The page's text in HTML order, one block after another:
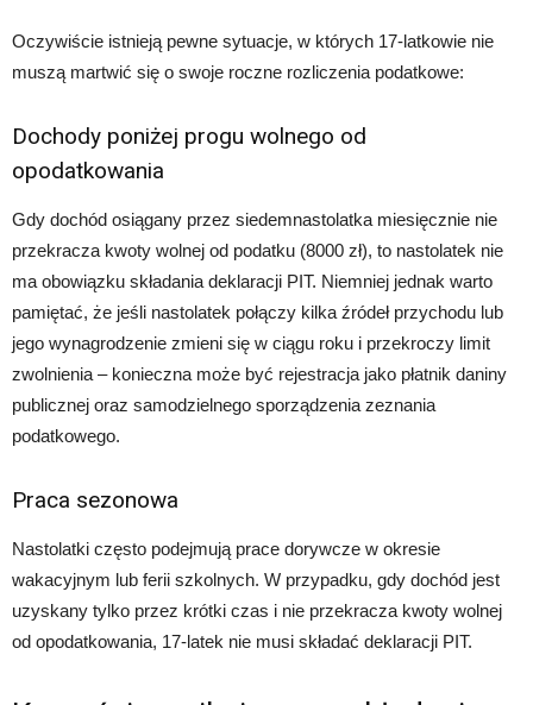
Oczywiście istnieją pewne sytuacje, w których 17-latkowie nie
muszą martwić się o swoje roczne rozliczenia podatkowe:
Dochody poniżej progu wolnego od
opodatkowania
Gdy dochód osiągany przez siedemnastolatka miesięcznie nie
przekracza kwoty wolnej od podatku (8000 zł), to nastolatek nie
ma obowiązku składania deklaracji PIT. Niemniej jednak warto
pamiętać, że jeśli nastolatek połączy kilka źródeł przychodu lub
jego wynagrodzenie zmieni się w ciągu roku i przekroczy limit
zwolnienia – konieczna może być rejestracja jako płatnik daniny
publicznej oraz samodzielnego sporządzenia zeznania
podatkowego.
Praca sezonowa
Nastolatki często podejmują prace dorywcze w okresie
wakacyjnym lub ferii szkolnych. W przypadku, gdy dochód jest
uzyskany tylko przez krótki czas i nie przekracza kwoty wolnej
od opodatkowania, 17-latek nie musi składać deklaracji PIT.